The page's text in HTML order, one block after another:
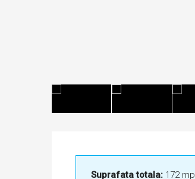
Suprafata totala: 172 mp